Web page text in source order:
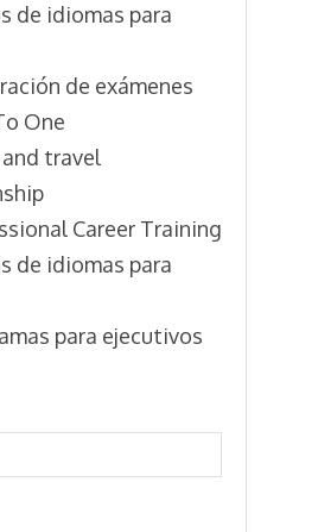
de idiomas para
de exámenes
One
travel
Career Training
de idiomas para
para ejecutivos